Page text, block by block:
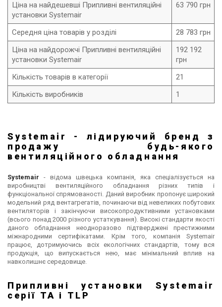
Ціна на найдешевші Припливні вентиляційні
установки Systemair
63 790 грн
Середня ціна товарів у розділі
28 783 грн
Ціна на найдорожчі Припливні вентиляційні
установки Systemair
192 192
грн
Кількість товарів в категорії
21
Кількість виробників
1
Systemair - лідируючий бренд з
продажу будь-якого
вентиляційного обладнання
Systemair - відома швецька компанія, яка спеціалізується на
виробництві вентиляційного обладнання різних типів і
функціональної спрямованості. Даний виробник пропонує широкий
модельний ряд вентагрегатів, починаючи від невеликих побутових
вентиляторів і закінчуючи високопродуктивними установками
(всього понад 2000 різного устаткування). Високі стандарти якості
даного обладнання неодноразово підтверджені престижними
міжнародними сертифікатами. Крім того, компанія Systemair
працює, дотримуючись всіх екологічних стандартів, тому вся
продукція, що випускається нею, має мінімальний вплив на
навколишнє середовище.
Припливні установки Systemair
серії TA і TLP